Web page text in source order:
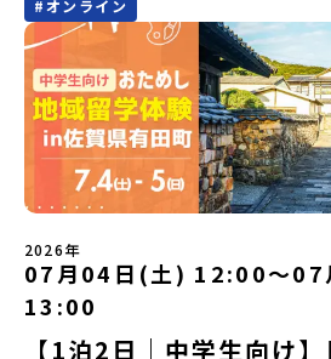
択肢が、「地域みらい留学」です。「で
の高校に進学するなんて不安…」そんな
にプチ体験できる【おためし地域留学】
ン説明会のアーカイブ（録画）を公開中
🔥／おためし地域留学 3つのワクワク
「圧倒的な感動」！教科書を読むだけじ
らではの大自然や歴史を「五感」でフル
伝統文化に触れたり、本物の冒険が待っ
て」が「一生の友達」に変わる！全国か
い！」「今の自分を変えたい！」と思っ
集合！地元の高校生と一緒にご飯を食べて
で最高の仲間になる！🔥 ③宿泊費・体験
を離れる初めての一人旅でも大丈夫。頼れ
ポートするので安心・安全です！ーーーー
ーーーーーーーーー📺 全体オンライン説
#オンライン
2026年
07月04日(土) 12:00〜07
13:00
【1泊2日｜中学生向け